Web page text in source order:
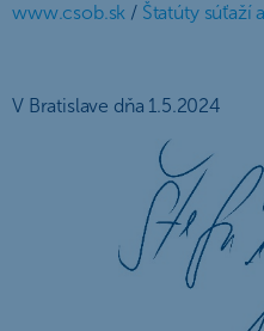
www.csob.sk / Štatúty súťaží
V Bratislave dňa 1.5.2024